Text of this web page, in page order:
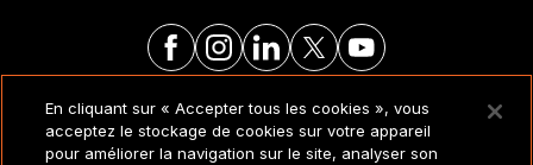
MENTIONS LÉGALES ET
POLITIQUES
En cliquant sur « Accepter tous les cookies », vous
acceptez le stockage de cookies sur votre appareil
pour améliorer la navigation sur le site, analyser son